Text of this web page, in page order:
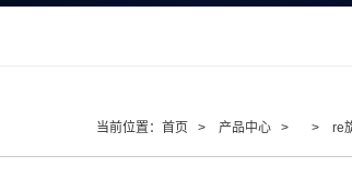
当前位置： 首页 > 产品中心 > > re